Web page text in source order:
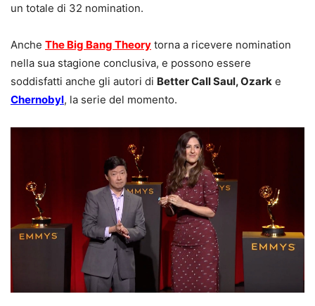
un totale di 32 nomination.
Anche The Big Bang Theory torna a ricevere nomination
nella sua stagione conclusiva, e possono essere
soddisfatti anche gli autori di Better Call Saul, Ozark e
Chernobyl, la serie del momento.